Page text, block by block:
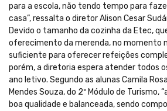
para a escola, não tendo tempo para
casa”, ressalta o diretor Alison Cesar
Devido o tamanho da cozinha da Etec,
oferecimento da merenda, no momento
suficiente para oferecer refeições
porém, a diretoria espera atender todos
ano letivo. Segundo as alunas Camila
Mendes Souza, do 2º Módulo de Turismo,
boa qualidade e balanceada, sendo